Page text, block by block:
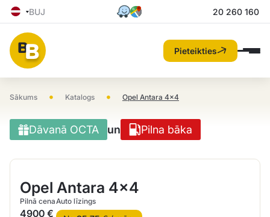
BUJ 20 260 160
Pieteikties
Sākums • Katalogs • Opel Antara 4×4
Dāvanā OCTA un Pilna bāka
Opel Antara 4×4
Pilnā cena
4900 €
Auto līzings